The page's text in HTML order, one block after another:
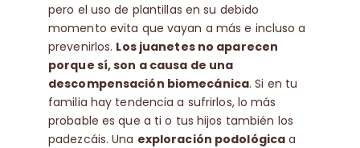
pero el uso de plantillas en su debido
momento evita que vayan a más e incluso a
prevenirlos. Los juanetes no aparecen
porque sí, son a causa de una
descompensación biomecánica. Si en tu
familia hay tendencia a sufrirlos, lo más
probable es que a ti o tus hijos también los
padezcáis. Una exploración podológica a